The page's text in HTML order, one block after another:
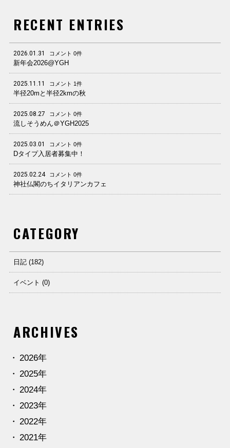
RECENT ENTRIES
2026.01.31 コメント 0件
新年会2026@YGH
2025.11.11 コメント 1件
半径20mと半径2kmの秋
2025.08.27 コメント 0件
流しそうめん＠YGH2025
2025.03.01 コメント 0件
Dタイプ入居者募集中！
2025.02.24 コメント 0件
神社仏閣のちイタリアンカフェ
CATEGORY
日記 (182)
イベント (0)
ARCHIVES
2026年
2025年
2024年
2023年
2022年
2021年